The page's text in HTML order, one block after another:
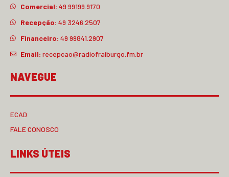
Comercial: 49 99199.9170
Recepção: 49 3246.2507
Financeiro: 49 99841.2907
Email: recepcao@radiofraiburgo.fm.br
NAVEGUE
ECAD
FALE CONOSCO
LINKS ÚTEIS